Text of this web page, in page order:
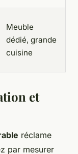
Meuble
dédié, grande
cuisine
et
réclame
par mesurer